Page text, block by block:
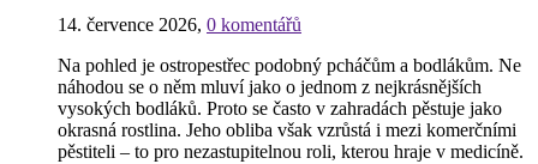
14. července 2026, 0 komentářů
Na pohled je ostropestřec podobný pcháčům a bodlákům. Ne
náhodou se o něm mluví jako o jednom z nejkrásnějších
vysokých bodláků. Proto se často v zahradách pěstuje jako
okrasná rostlina. Jeho obliba však vzrůstá i mezi komerčními
pěstiteli – to pro nezastupitelnou roli, kterou hraje v medicíně.